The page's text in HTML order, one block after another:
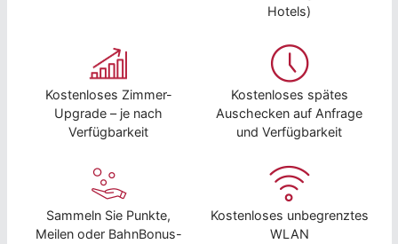
Hotels)
Kostenloses Zimmer-
Upgrade – je nach
Verfügbarkeit
Kostenloses spätes
Auschecken auf Anfrage
und Verfügbarkeit
Sammeln Sie Punkte,
Meilen oder BahnBonus-
Kostenloses unbegrenztes
WLAN